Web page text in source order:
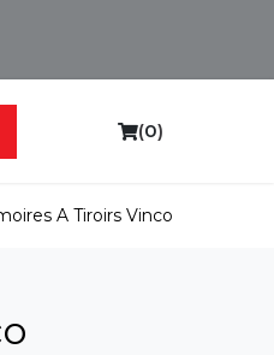
C
(0)
A Tiroirs Vinco